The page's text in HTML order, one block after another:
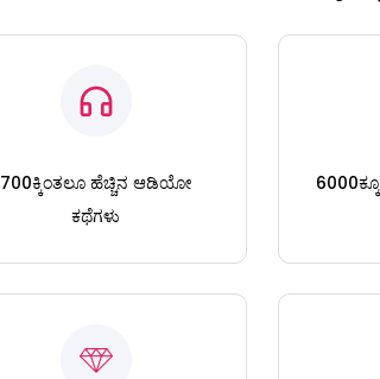
700ಕ್ಕಿಂತಲೂ ಹೆಚ್ಚಿನ ಆಡಿಯೋ
ಕಥೆಗಳು